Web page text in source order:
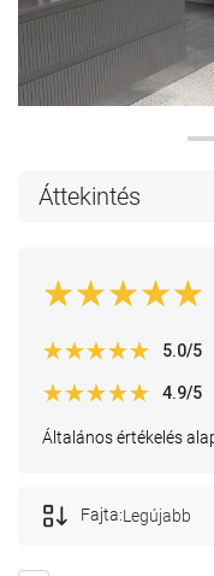
Áttekintés
Általános értékelés
5.0/5
4.9/5
Fajta:Legújabb